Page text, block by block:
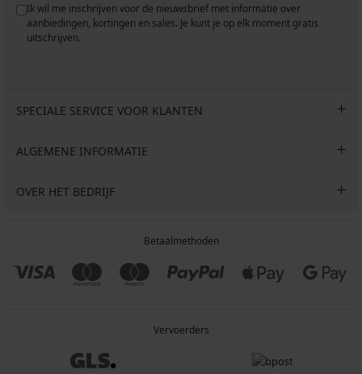
Ik wil me inschrijven voor de nieuwsbrief met informatie over
aanbiedingen, kortingen en sales. Je kunt je op elk moment gratis
uitschrijven.
SPECIALE SERVICE VOOR KLANTEN
ALGEMENE INFORMATIE
OVER HET BEDRIJF
Betaalmethoden
Vervoerders